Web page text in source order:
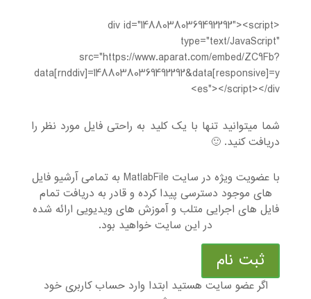
<div id="14880380369492292"><script
type="text/JavaScript"
src="https://www.aparat.com/embed/ZC9Fb?
data[rnddiv]=14880380369492292&data[responsive]=y
es"></script></div>
شما میتوانید تنها با یک کلید به راحتی فایل مورد نظر را
دریافت کنید. 🙂
با عضویت ویژه در سایت MatlabFile به تمامی آرشیو فایل
های موجود دسترسی پیدا کرده و قادر به دریافت تمام
فایل های اجرایی متلب و آموزش های ویدیویی ارائه شده
در این سایت خواهید بود.
ثبت نام
اگر عضو سایت هستید ابتدا وارد حساب کاربری خود